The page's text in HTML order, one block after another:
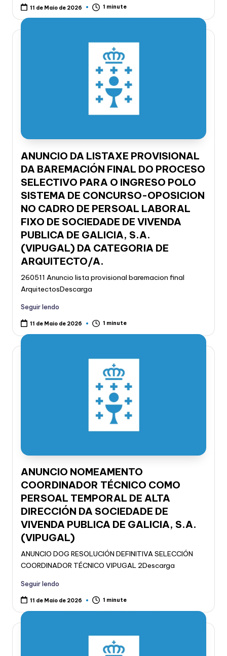
11 de Maio de 2026 1 minute
ANUNCIO DA LISTAXE PROVISIONAL
DA BAREMACIÓN FINAL DO PROCESO
SELECTIVO PARA O INGRESO POLO
SISTEMA DE CONCURSO-OPOSICION
NO CADRO DE PERSOAL LABORAL
FIXO DE SOCIEDADE DE VIVENDA
PUBLICA DE GALICIA, S.A.
(VIPUGAL) DA CATEGORIA DE
ARQUITECTO/A.
260511 Anuncio lista provisional baremacion final
ArquitectosDescarga
Seguir lendo
11 de Maio de 2026 1 minute
ANUNCIO NOMEAMENTO
COORDINADOR TÉCNICO COMO
PERSOAL TEMPORAL DE ALTA
DIRECCIÓN DA SOCIEDADE DE
VIVENDA PUBLICA DE GALICIA, S.A.
(VIPUGAL)
ANUNCIO DOG RESOLUCIÓN DEFINITIVA SELECCIÓN
COORDINADOR TÉCNICO VIPUGAL 2Descarga
Seguir lendo
11 de Maio de 2026 1 minute